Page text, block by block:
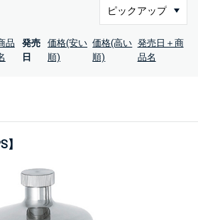
品
発売
日
価格(安い
順)
価格(高い
順)
発売日＋商
品名